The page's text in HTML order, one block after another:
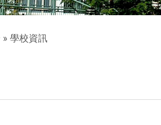
學校資訊